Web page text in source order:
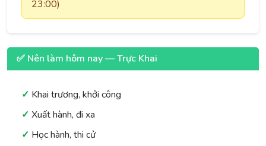
23:00)
✅ Nên làm hôm nay — Trực Khai
Khai trương, khởi công
Xuất hành, đi xa
Học hành, thi cử